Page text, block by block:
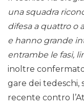
una squadra
difesa a quattro o
e hanno grande
entrambe le fasi,
inoltre
gare dei tedeschi,
recente contro